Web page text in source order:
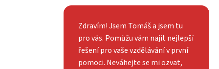
Zdravím! Jsem Tomáš a jsem tu
pro vás. Pomůžu vám najít nejlepší
řešení pro vaše vzdělávání v první
pomoci. Neváhejte se mi ozvat,